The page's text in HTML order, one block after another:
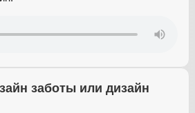
заботы или дизайн